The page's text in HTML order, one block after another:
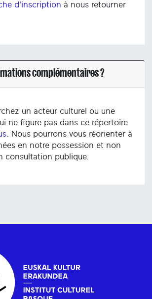
d'inscription à nous retourner
complémentaires ?
un acteur culturel ou une
ne figure pas dans ce répertoire
. Nous pourrons vous réorienter à
en notre possession et non
consultation publique.